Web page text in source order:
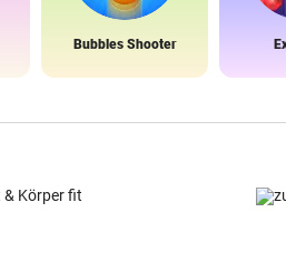
Bubbles Shooter